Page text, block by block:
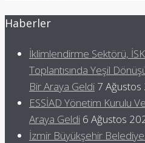
Haberler
İklimlendirme Sektörü,
Toplantısında Yeşil
Bir Araya Geldi 7
ESSİAD Yönetim Kurulu
Araya Geldi 6 Ağustos
İzmir Büyükşehir